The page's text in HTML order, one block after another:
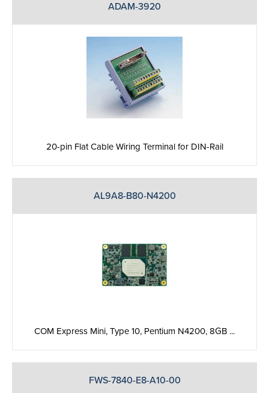
ADAM-3920
20-pin Flat Cable Wiring Terminal for DIN-Rail
AL9A8-B80-N4200
COM Express Mini, Type 10, Pentium N4200, 8GB ...
FWS-7840-E8-A10-00